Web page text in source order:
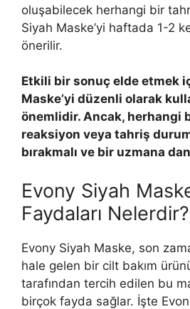
oluşabilecek herhangi bir
Siyah Maske’yi haftada 1-2
önerilir.
Etkili bir sonuç elde etmek
Maske’yi düzenli olarak
önemlidir. Ancak, herhangi
reaksiyon veya tahriş
bırakmalı ve bir uzmana
Evony Siyah
Faydaları Nelerdir?
Evony Siyah Maske, son
hale gelen bir cilt bakım
tarafından tercih edilen bu
birçok fayda sağlar. İşte